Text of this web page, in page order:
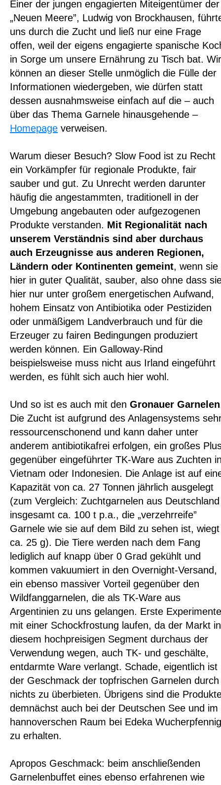
Einer der jungen engagierten Miteigentümer der
„Neuen Meere”, Ludwig von Brockhausen,
uns durch die Zucht und ließ nur eine Frage
offen, weil der eigens engagierte spanische
in Sorge um unsere Ernährung zu Tisch bat. Wir
können an dieser Stelle unmöglich die Fülle der
Informationen wiedergeben, wie dürfen statt
dessen ausnahmsweise einfach auf die – auch
über das Thema Garnele hinausgehende –
Homepage verweisen.
Warum dieser Besuch? Slow Food ist zu Recht
ein Vorkämpfer für regionale Produkte, fair
sauber und gut. Zu Unrecht werden darunter
häufig die angestammten, traditionell in der
Umgebung angebauten oder aufgezogenen
Produkte verstanden. Mit Regionalität nach
unserem Verständnis sind aber durchaus
auch Erzeugnisse aus anderen Regionen,
Ländern oder Kontinenten gemeint, wenn sie
hier in guter Qualität, sauber, also ohne dass
hier nur unter großem energetischen Aufwand,
hohem Einsatz von Antibiotika oder Pestiziden
oder unmäßigem Landverbrauch und für die
Erzeuger zu fairen Bedingungen produziert
werden können. Ein Galloway-Rind
beispielsweise muss nicht aus Irland eingeführt
werden, es fühlt sich auch hier wohl.
Und so ist es auch mit den Gronauer Garnelen
Die Zucht ist aufgrund des Anlagensystems
ressourcenschonend und kann daher unter
anderem antibiotikafrei erfolgen, ein großes
gegenüber eingeführter TK-Ware aus Zuchten
Vietnam oder Indonesien. Die Anlage ist auf
Kapazität von ca. 27 Tonnen jährlich ausgelegt
(zum Vergleich: Zuchtgarnelen aus Deutschland
insgesamt ca. 100 t p.a., die „verzehrreife”
Garnele wie sie auf dem Bild zu sehen ist, wiegt
ca. 25 g). Die Tiere werden nach dem Fang
lediglich auf knapp über 0 Grad gekühlt und
kommen vakuumiert in den Overnight-Versand,
ein ebenso massiver Vorteil gegenüber den
Wildfanggarnelen, die als TK-Ware aus
Argentinien zu uns gelangen. Erste Experimente
mit einer Schockfrostung laufen, da der Markt in
diesem hochpreisigen Segment durchaus der
Verwendung wegen, auch TK- und geschälte,
entdarmte Ware verlangt. Schade, eigentlich ist
der Geschmack der topfrischen Garnelen durch
nichts zu überbieten. Übrigens sind die
demnächst auch bei der Deutschen See und im
hannoverschen Raum bei Edeka Wucherpfennig
zu erhalten.
Apropos Geschmack: beim anschließenden
Garnelenbuffet eines ebenso erfahrenen wie